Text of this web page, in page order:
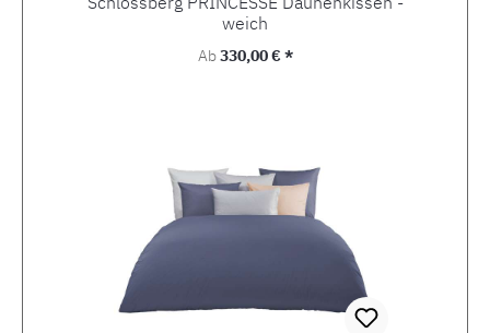
weich
Regulärer Preis:
Ab330,00 € *